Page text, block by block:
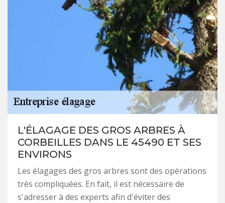
L'ÉLAGAGE DES GROS ARBRES À
CORBEILLES DANS LE 45490 ET SES
ENVIRONS
Les élagages des gros arbres sont des opérations
très compliquées. En fait, il est nécessaire de
s'adresser à des experts afin d'éviter des